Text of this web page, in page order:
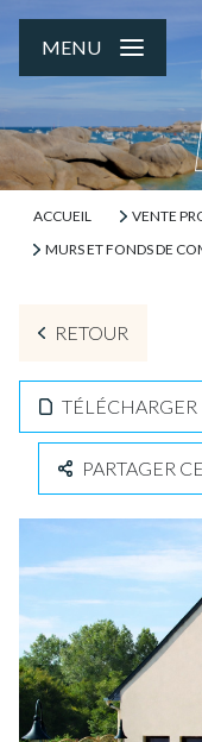
MENU
ACCUEIL VENTE
MURS ET FONDS DE
RETOUR
PARTAGER